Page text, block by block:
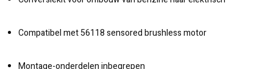
Compatibel met 56118 sensored brushless motor
Montage-onderdelen inbegrepen